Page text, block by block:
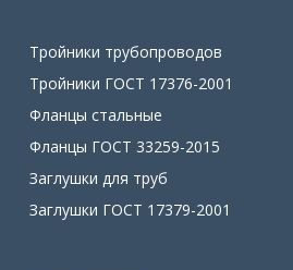
Тройники трубопроводов
Тройники ГОСТ 17376-2001
Фланцы стальные
Фланцы ГОСТ 33259-2015
Заглушки для труб
Заглушки ГОСТ 17379-2001